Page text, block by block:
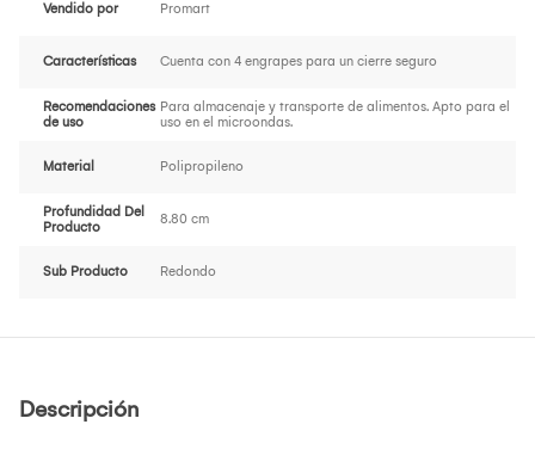
Vendido por Promart
Características Cuenta con 4 engrapes para un cierre seguro
Recomendaciones
de uso
Para almacenaje y transporte de alimentos. Apto para el
uso en el microondas.
Material Polipropileno
Profundidad Del
Producto
8.80 cm
Sub Producto Redondo
Descripción